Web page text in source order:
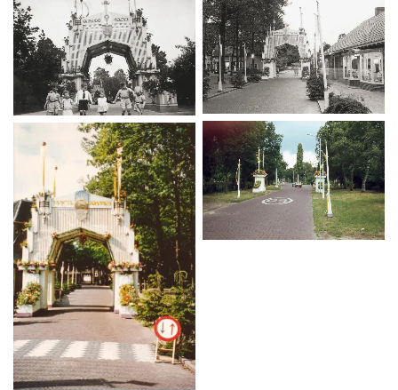
Tweede boog op de Brink. Tweede boog op De Rijt.
Tweede boog op de
Zevenenderdrift.
Tweede boog op De Rijt.